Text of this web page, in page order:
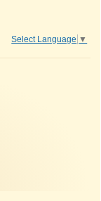
Select Language ▼